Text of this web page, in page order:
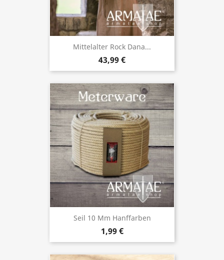
Mittelalter Rock Dana...
43,99 €
Seil 10 Mm Hanffarben
1,99 €